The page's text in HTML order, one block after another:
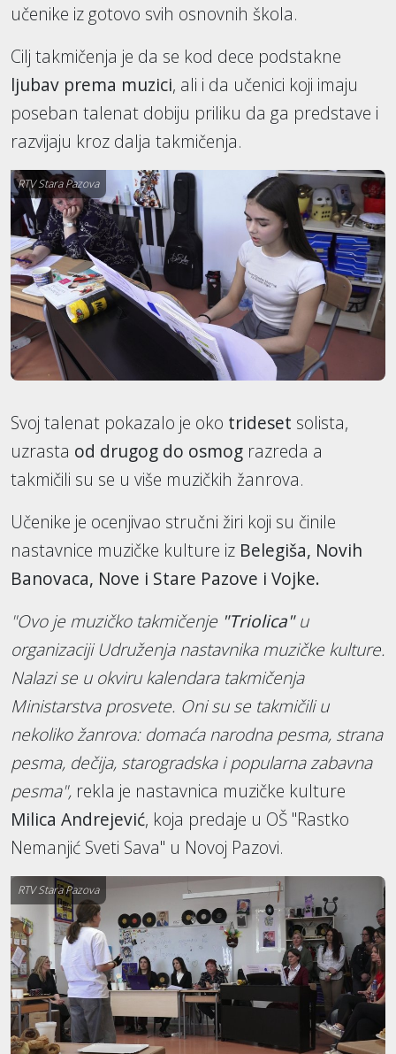
učenike iz gotovo svih osnovnih škola.
Cilj takmičenja je da se kod dece podstakne
ljubav prema muzici, ali i da učenici koji imaju
poseban talenat dobiju priliku da ga predstave i
razvijaju kroz dalja takmičenja.
RTV Stara Pazova
Svoj talenat pokazalo je oko trideset solista,
uzrasta od drugog do osmog razreda a
takmičili su se u više muzičkih žanrova.
Učenike je ocenjivao stručni žiri koji su činile
nastavnice muzičke kulture iz Belegiša, Novih
Banovaca, Nove i Stare Pazove i Vojke.
"Ovo je muzičko takmičenje "Triolica"u
organizaciji Udruženja nastavnika muzičke kulture.
Nalazi se u okviru kalendara takmičenja
Ministarstva prosvete. Oni su se takmičili u
nekoliko žanrova: domaća narodna pesma, strana
pesma, dečija, starogradska i popularna zabavna
pesma", rekla je nastavnica muzičke kulture
Milica Andrejević, koja predaje u OŠ "Rastko
Nemanjić Sveti Sava" u Novoj Pazovi.
RTV Stara Pazova